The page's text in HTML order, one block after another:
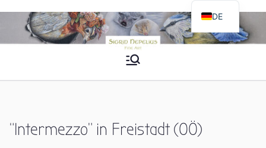
springen
Sigrid Nepelius
Fine Art
“Intermezzo” in Freistadt (OÖ)
DE
EN